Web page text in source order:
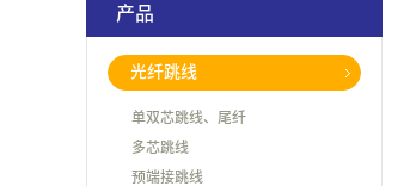
产品
光纤跳线
单双芯跳线、尾纤
多芯跳线
预端接跳线